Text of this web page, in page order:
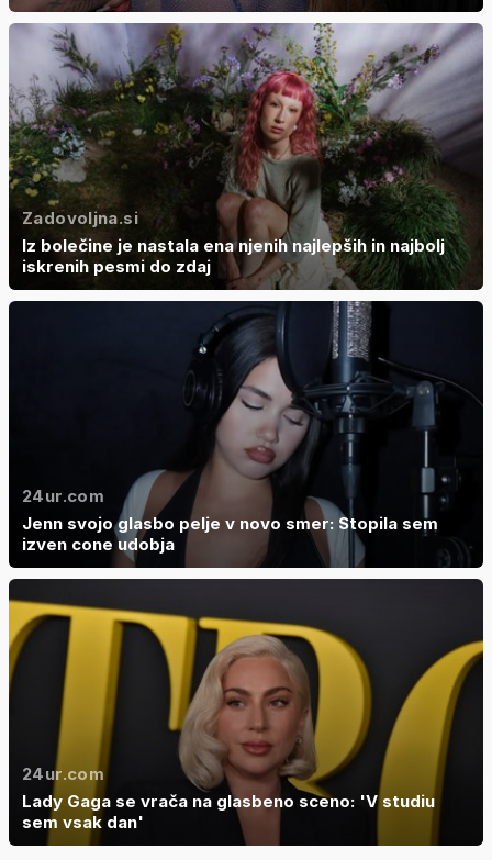
Zadovoljna.si
Iz bolečine je nastala ena njenih najlepših in najbolj
iskrenih pesmi do zdaj
24ur.com
Jenn svojo glasbo pelje v novo smer: Stopila sem
izven cone udobja
24ur.com
Lady Gaga se vrača na glasbeno sceno: 'V studiu
sem vsak dan'